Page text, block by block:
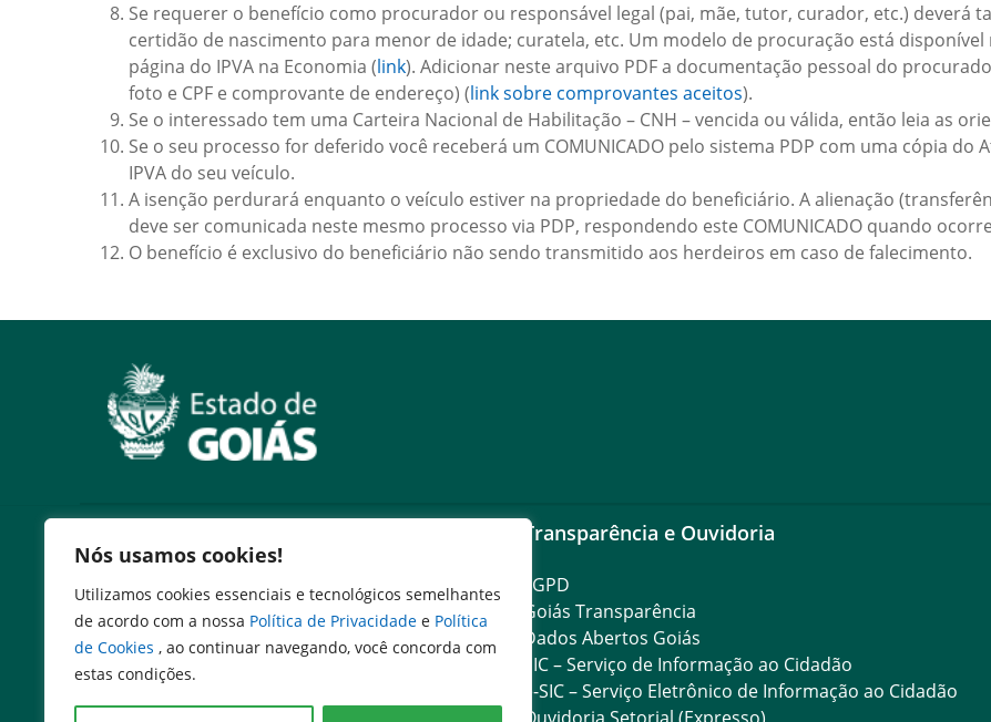
Nós usamos cookies!
Utilizamos cookies essenciais e tecnológicos semelhantes
de acordo com a nossa Política de Privacidade e Política
de Cookies , ao continuar navegando, você concorda com
estas condições.
Se requerer o benefício como procurador ou responsável legal (pai, mãe, tutor, curador, etc.) deverá
certidão de nascimento para menor de idade; curatela, etc. Um modelo de procuração está disponível
página do IPVA na Economia (link). Adicionar neste arquivo PDF a documentação pessoal do
foto e CPF e comprovante de endereço) (link sobre comprovantes aceitos).
Se o interessado tem uma Carteira Nacional de Habilitação – CNH – vencida ou válida, então leia as
Se o seu processo for deferido você receberá um COMUNICADO pelo sistema PDP com uma cópia
IPVA do seu veículo.
A isenção perdurará enquanto o veículo estiver na propriedade do beneficiário. A alienação
deve ser comunicada neste mesmo processo via PDP, respondendo este COMUNICADO quando
O benefício é exclusivo do beneficiário não sendo transmitido aos herdeiros em caso de falecimento.
Expresso Goiás
Expresso Aplicações
Expresso Servidor
SEI Governadoria
Cadastro de Autoridades
Transparência e Ouvidoria
LGPD
Goiás Transparência
Dados Abertos Goiás
SIC – Serviço de Informação ao Cidadão
e-SIC – Serviço Eletrônico de Informação ao Cidadão